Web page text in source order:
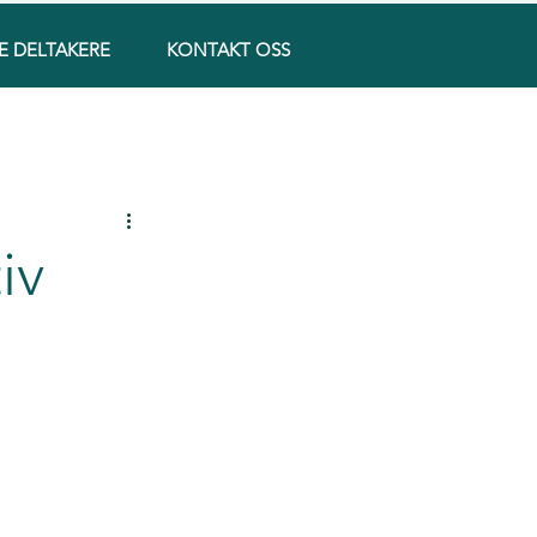
DELTAKERE KONTAKT OSS